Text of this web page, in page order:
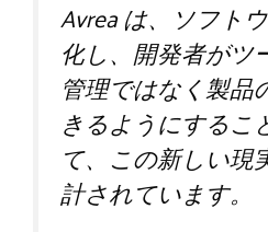
Avrea は、ソフト
化し、開発者がツ
管理ではなく製品
きるようにするこ
て、この新しい現
計されています。